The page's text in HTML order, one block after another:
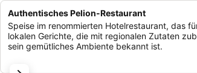
Authentisches Pelion-Restaurant
Speise im renommierten Hotelrestaurant, das
lokalen Gerichte, die mit regionalen Zutaten
sein gemütliches Ambiente bekannt ist.